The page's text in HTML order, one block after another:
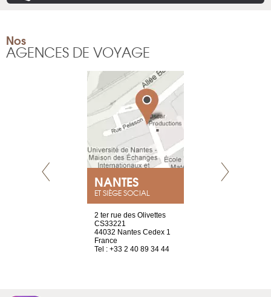
Nos
AGENCES DE VOYAGE
NANTES
ET SIÈGE SOCIAL
2 ter rue des Olivettes
CS33221
44032 Nantes Cedex 1
France
Tel : +33 2 40 89 34 44